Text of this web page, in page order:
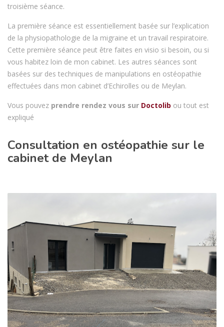
troisième séance.
La première séance est essentiellement basée sur l’explication
de la physiopathologie de la migraine et un travail respiratoire.
Cette première séance peut être faites en visio si besoin, ou si
vous habitez loin de mon cabinet. Les autres séances sont
basées sur des techniques de manipulations en ostéopathie
effectuées dans mon cabinet d’Echirolles ou de Meylan.
Vous pouvez prendre rendez vous sur Doctolib ou tout est
expliqué
Consultation en ostéopathie sur le
cabinet de Meylan